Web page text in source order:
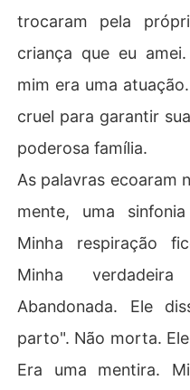
trocaram pela
criança que eu
mim era uma
cruel para garantir
poderosa família.
As palavras ecoaram
mente, uma
Minha respiração
Minha
Abandonada. Ele
parto". Não morta.
Era uma mentira.